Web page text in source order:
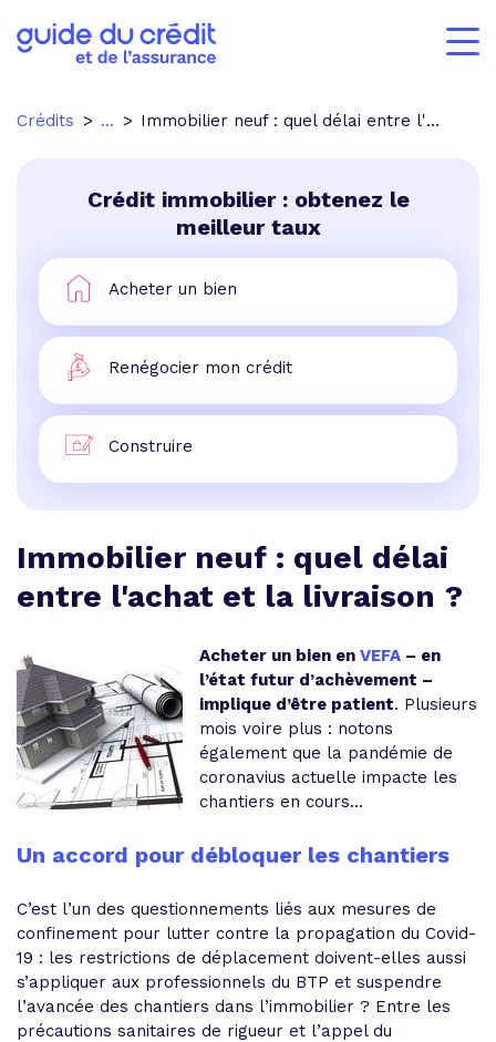
Crédits ... Immobilier neuf : quel délai entre l'achat et la livraison ?
Crédit immobilier : obtenez le
meilleur taux
Acheter un bien
Renégocier mon crédit
Construire
Immobilier neuf : quel délai
entre l'achat et la livraison ?
Acheter un bien en VEFA – en
l’état futur d’achèvement –
implique d’être patient. Plusieurs
mois voire plus : notons
également que la pandémie de
coronavius actuelle impacte les
chantiers en cours…
Un accord pour débloquer les chantiers
C’est l’un des questionnements liés aux mesures de
confinement pour lutter contre la propagation du Covid-
19 : les restrictions de déplacement doivent-elles aussi
s’appliquer aux professionnels du BTP et suspendre
l’avancée des chantiers dans l’immobilier ? Entre les
précautions sanitaires de rigueur et l’appel du